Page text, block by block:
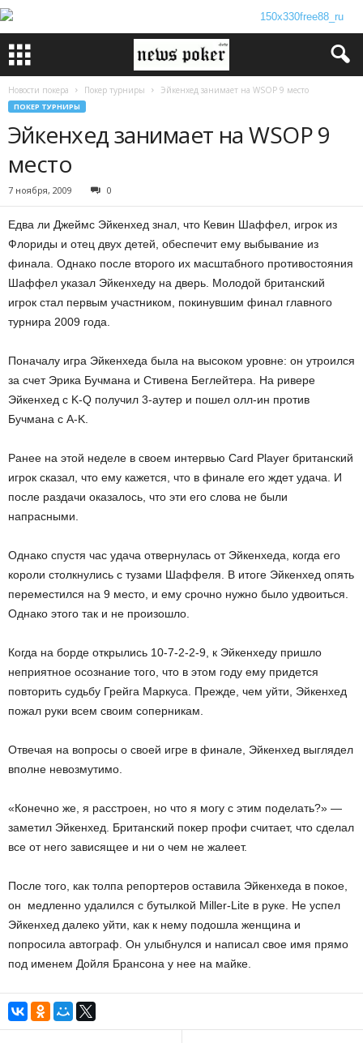
Новости покера Покер турниры Эйкенхед занимает на WSOP 9 место
ПОКЕР ТУРНИРЫ
Эйкенхед занимает на WSOP 9
место
7 ноября, 2009 0
Едва ли Джеймс Эйкенхед знал, что Кевин Шаффел, игрок из
Флориды и отец двух детей, обеспечит ему выбывание из
финала. Однако после второго их масштабного противостояния
Шаффел указал Эйкенхеду на дверь. Молодой британский
игрок стал первым участником, покинувшим финал главного
турнира 2009 года.
Поначалу игра Эйкенхеда была на высоком уровне: он утроился
за счет Эрика Бучмана и Стивена Беглейтера. На ривере
Эйкенхед с K-Q получил 3-аутер и пошел олл-ин против
Бучмана с A-K.
Ранее на этой неделе в своем интервью Card Player британский
игрок сказал, что ему кажется, что в финале его ждет удача. И
после раздачи оказалось, что эти его слова не были
напрасными.
Однако спустя час удача отвернулась от Эйкенхеда, когда его
короли столкнулись с тузами Шаффеля. В итоге Эйкенхед опять
переместился на 9 место, и ему срочно нужно было удвоиться.
Однако этого так и не произошло.
Когда на борде открылись 10-7-2-2-9, к Эйкенхеду пришло
неприятное осознание того, что в этом году ему придется
повторить судьбу Грейга Маркуса. Прежде, чем уйти, Эйкенхед
пожал руки всем своим соперникам.
Отвечая на вопросы о своей игре в финале, Эйкенхед выглядел
вполне невозмутимо.
«Конечно же, я расстроен, но что я могу с этим поделать?» —
заметил Эйкенхед. Британский покер профи считает, что сделал
все от него зависящее и ни о чем не жалеет.
После того, как толпа репортеров оставила Эйкенхеда в покое,
он медленно удалился с бутылкой Miller-Lite в руке. Не успел
Эйкенхед далеко уйти, как к нему подошла женщина и
попросила автограф. Он улыбнулся и написал свое имя прямо
под именем Дойля Брансона у нее на майке.